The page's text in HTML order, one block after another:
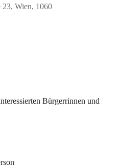
23, Wien, 1060
Bürgerrinnen und